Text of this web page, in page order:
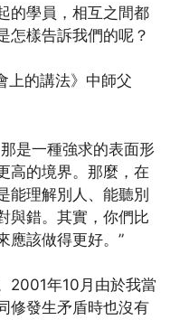
的學員，相互之間都
怎樣告訴我們的呢？
上的講法》中師父
是一種強求的表面形
高的境界。那麼，在
能理解別人、能聽別
與錯。其實，你們比
應該做得更好。”
2001年10月由於我當
修發生矛盾時也沒有